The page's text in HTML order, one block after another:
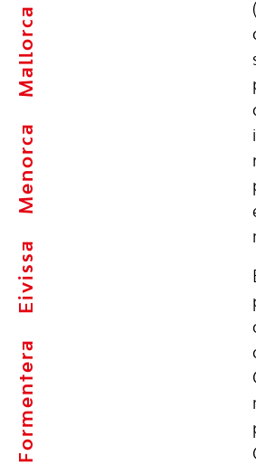
Formentera
Eivissa
Menorca
Mallorca